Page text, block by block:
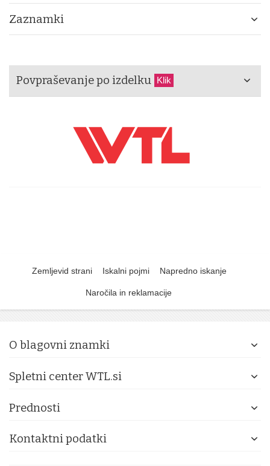
Zaznamki
Povpraševanje po izdelku Klik
Zemljevid strani Iskalni pojmi Napredno iskanje
Naročila in reklamacije
O blagovni znamki
Spletni center WTL.si
Prednosti
Kontaktni podatki